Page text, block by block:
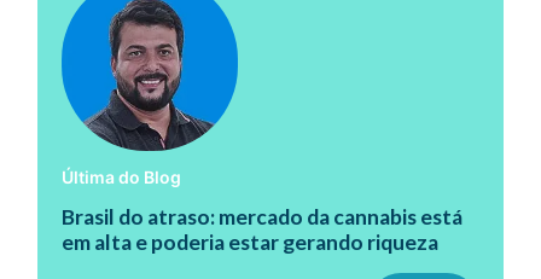
Última do Blog
Brasil do atraso: mercado da cannabis está
em alta e poderia estar gerando riqueza